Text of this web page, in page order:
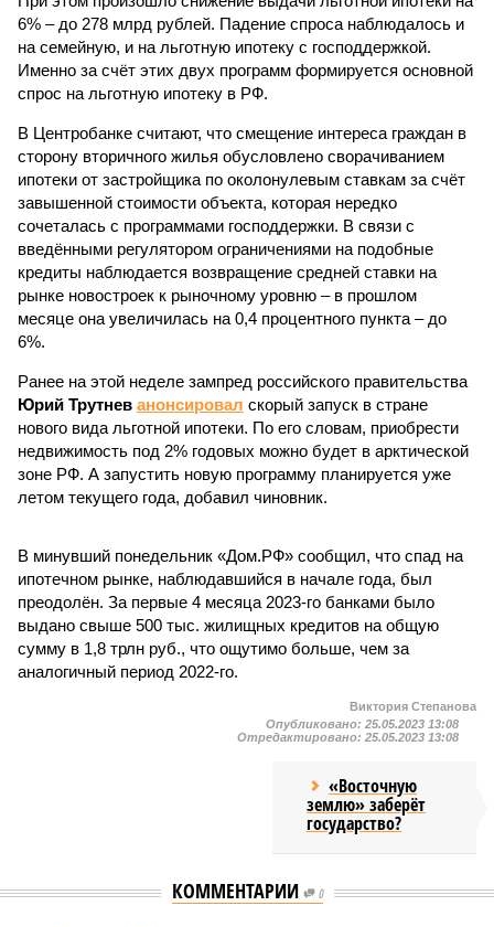
6% – до 278 млрд рублей. Падение спроса наблюдалось и
на семейную, и на льготную ипотеку с господдержкой.
Именно за счёт этих двух программ формируется основной
спрос на льготную ипотеку в РФ.
В Центробанке считают, что смещение интереса граждан в
сторону вторичного жилья обусловлено сворачиванием
ипотеки от застройщика по околонулевым ставкам за счёт
завышенной стоимости объекта, которая нередко
сочеталась с программами господдержки. В связи с
введёнными регулятором ограничениями на подобные
кредиты наблюдается возвращение средней ставки на
рынке новостроек к рыночному уровню – в прошлом
месяце она увеличилась на 0,4 процентного пункта – до
6%.
Ранее на этой неделе зампред российского правительства
Юрий Трутнев анонсировал скорый запуск в стране
нового вида льготной ипотеки. По его словам, приобрести
недвижимость под 2% годовых можно будет в арктической
зоне РФ. А запустить новую программу планируется уже
летом текущего года, добавил чиновник.
В минувший понедельник «Дом.РФ» сообщил, что спад на
ипотечном рынке, наблюдавшийся в начале года, был
преодолён. За первые 4 месяца 2023-го банками было
выдано свыше 500 тыс. жилищных кредитов на общую
сумму в 1,8 трлн руб., что ощутимо больше, чем за
аналогичный период 2022-го.
Виктория Степанова
Опубликовано: 25.05.2023 13:08
Отредактировано: 25.05.2023 13:08
«Восточную
землю» заберёт
государство?
КОММЕНТАРИИ 0